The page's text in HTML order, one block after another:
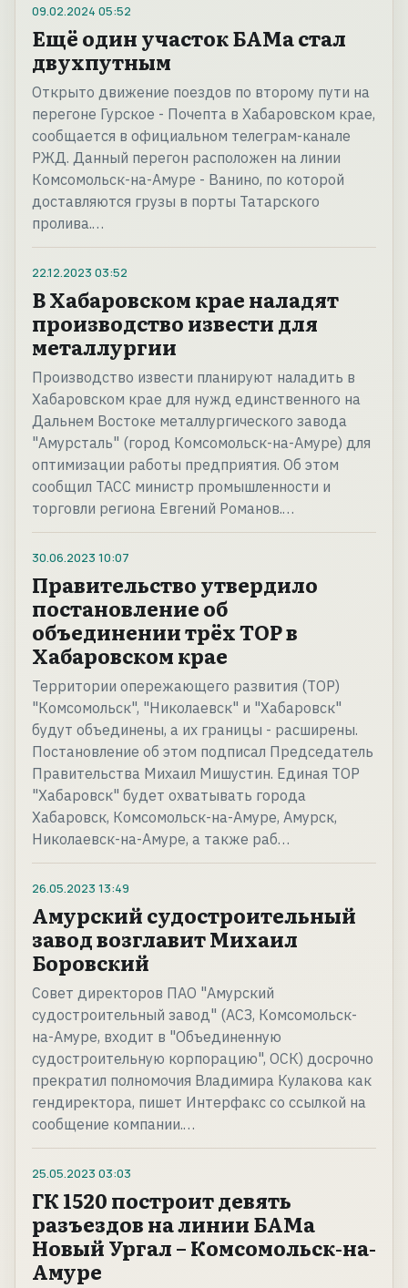
09.02.2024 05:52
Ещё один участок БАМа стал
двухпутным
Открыто движение поездов по второму пути на
перегоне Гурское - Почепта в Хабаровском крае,
сообщается в официальном телеграм-канале
РЖД. Данный перегон расположен на линии
Комсомольск-на-Амуре - Ванино, по которой
доставляются грузы в порты Татарского
пролива.…
22.12.2023 03:52
В Хабаровском крае наладят
производство извести для
металлургии
Производство извести планируют наладить в
Хабаровском крае для нужд единственного на
Дальнем Востоке металлургического завода
"Амурсталь" (город Комсомольск-на-Амуре) для
оптимизации работы предприятия. Об этом
сообщил ТАСС министр промышленности и
торговли региона Евгений Романов.…
30.06.2023 10:07
Правительство утвердило
постановление об
объединении трёх ТОР в
Хабаровском крае
Территории опережающего развития (ТОР)
"Комсомольск", "Николаевск" и "Хабаровск"
будут объединены, а их границы - расширены.
Постановление об этом подписал Председатель
Правительства Михаил Мишустин. Единая ТОР
"Хабаровск" будет охватывать города
Хабаровск, Комсомольск-на-Амуре, Амурск,
Николаевск-на-Амуре, а также раб…
26.05.2023 13:49
Амурский судостроительный
завод возглавит Михаил
Боровский
Совет директоров ПАО "Амурский
судостроительный завод" (АСЗ, Комсомольск-
на-Амуре, входит в "Объединенную
судостроительную корпорацию", ОСК) досрочно
прекратил полномочия Владимира Кулакова как
гендиректора, пишет Интерфакс со ссылкой на
сообщение компании.…
25.05.2023 03:03
ГК 1520 построит девять
разъездов на линии БАМа
Новый Ургал – Комсомольск-на-
Амуре